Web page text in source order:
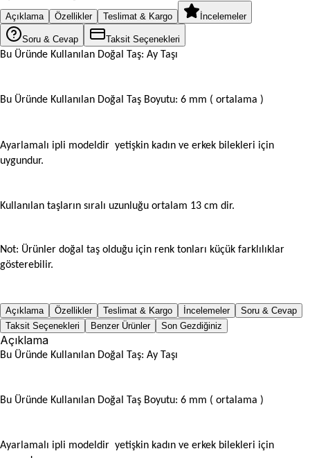
Açıklama Özellikler Teslimat & Kargo İncelemeler
Soru & Cevap Taksit Seçenekleri
Bu Üründe Kullanılan Doğal Taş: Ay Taşı
Bu Üründe Kullanılan Doğal Taş Boyutu: 6 mm ( ortalama )
Ayarlamalı ipli modeldir yetişkin kadın ve erkek bilekleri için
uygundur.
Kullanılan taşların sıralı uzunluğu ortalam 13 cm dir.
Not: Ürünler doğal taş olduğu için renk tonları küçük farklılıklar
gösterebilir.
Açıklama Özellikler Teslimat & Kargo İncelemeler
Soru & Cevap
Taksit Seçenekleri
Benzer Ürünler Son Gezdiğiniz
Açıklama
Bu Üründe Kullanılan Doğal Taş: Ay Taşı
Bu Üründe Kullanılan Doğal Taş Boyutu: 6 mm ( ortalama )
Ayarlamalı ipli modeldir yetişkin kadın ve erkek bilekleri için